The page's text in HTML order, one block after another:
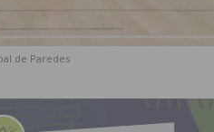
de Paredes